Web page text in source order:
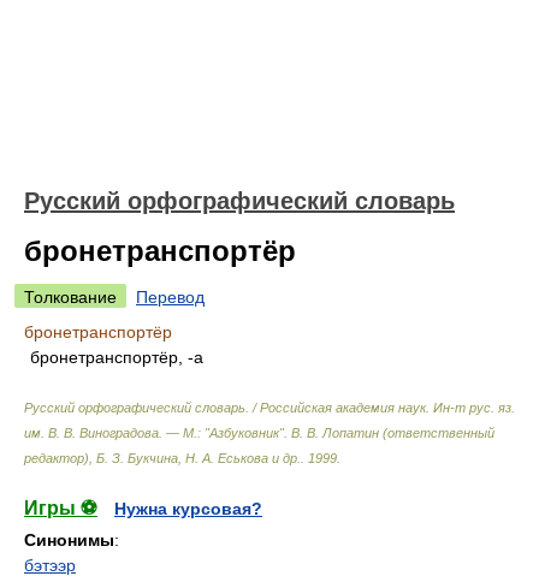
Русский орфографический словарь
бронетранспортёр
Толкование
Перевод
бронетранспортёр
бронетранспортёр, -а
Русский орфографический словарь. / Российская академия наук. Ин-т рус. яз.
им. В. В. Виноградова. — М.: "Азбуковник". В. В. Лопатин (ответственный
редактор), Б. З. Букчина, Н. А. Еськова и др.
1999
Игры ⚽
Нужна курсовая?
Синонимы:
бэтээр